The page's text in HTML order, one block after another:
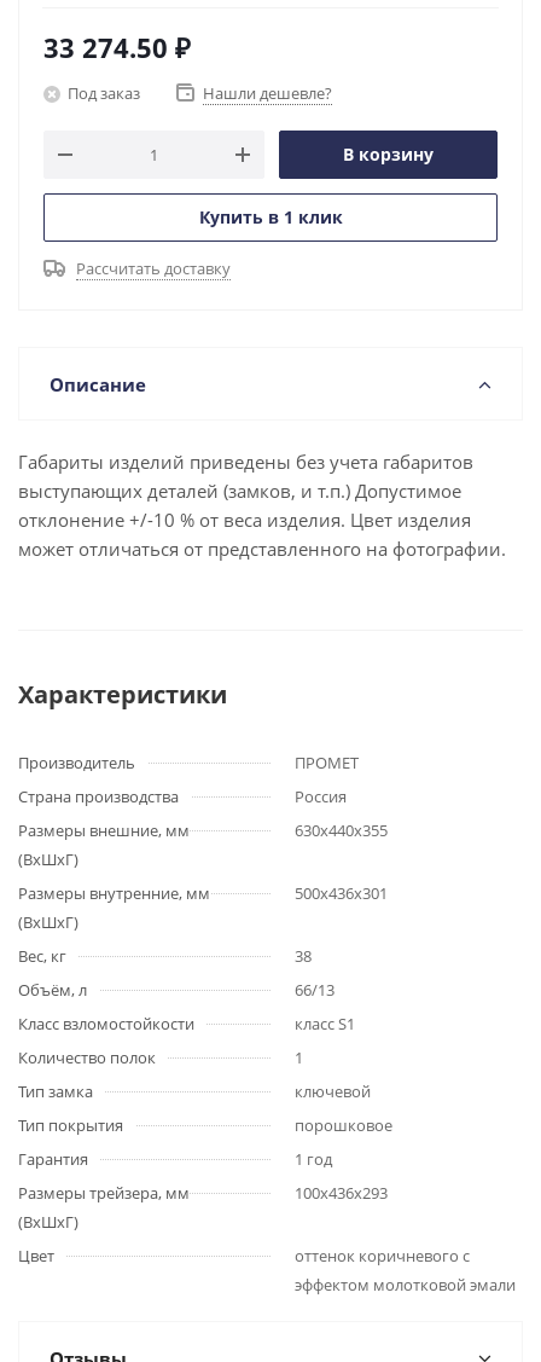
33 274.50 ₽
Под заказ Нашли дешевле?
В корзину
Купить в 1 клик
Рассчитать доставку
Описание
Габариты изделий приведены без учета габаритов
выступающих деталей (замков, и т.п.) Допустимое
отклонение +/-10 % от веса изделия. Цвет изделия
может отличаться от представленного на фотографии.
Характеристики
Производитель
ПРОМЕТ
Страна производства
Россия
Размеры внешние, мм
(ВхШхГ)
630x440x355
Размеры внутренние, мм
(ВхШхГ)
500x436x301
Вес, кг
38
Объём, л
66/13
Класс взломостойкости
класс S1
Количество полок
1
Тип замка
ключевой
Тип покрытия
порошковое
Гарантия
1 год
Размеры трейзера, мм
(ВхШхГ)
100x436x293
Цвет
оттенок коричневого с
эффектом молотковой эмали